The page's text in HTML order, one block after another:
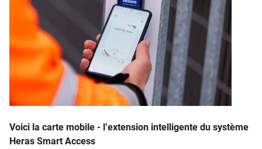
Voici la carte mobile - l’extension intelligente du système
Heras Smart Access